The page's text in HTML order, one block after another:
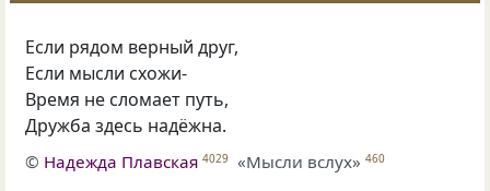
Если рядом верный друг,
Если мысли схожи-
Время не сломает путь,
Дружба здесь надёжна.
© Надежда Плавская 4029 «Мысли вслух» 460